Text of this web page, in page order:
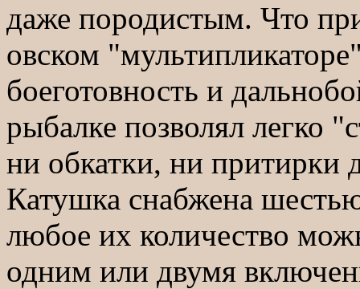
даже породистым. Что
овском
боеготовность и
рыбалке позволял легко
ни обкатки, ни притирки
Катушка снабжена
любое их количество
одним или двумя